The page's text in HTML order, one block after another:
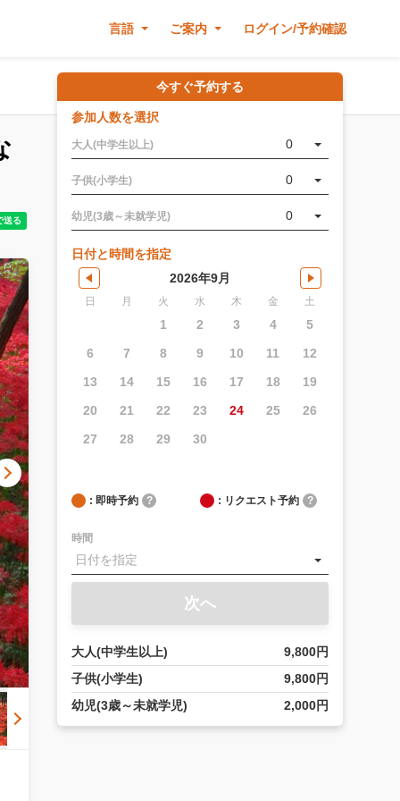
言語 ご案内 ログイン/予約確認
今すぐ予約する
参加人数を選択
大人(中学生以上) 0
子供(小学生) 0
幼児(3歳～未就学児) 0
日付と時間を指定
2026年9月
日 月 火 水 木 金 土
1 2 3 4
5
6
7 8 9 10 11
12
13
14 15 16 17 18
19
20
21 22 23 24 25
26
27
28 29 30
: 即時予約 ? : リクエスト予約 ?
時間
次へ
大人(中学生以上)
9,800円
子供(小学生)
9,800円
幼児(3歳～未就学児)
2,000円